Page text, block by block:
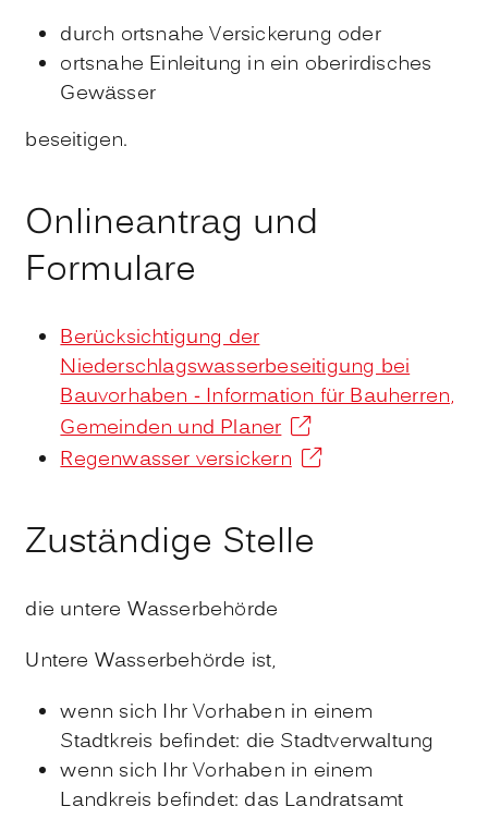
durch ortsnahe Versickerung oder
ortsnahe Einleitung in ein oberirdisches
Gewässer
beseitigen.
Onlineantrag und
Formulare
Berücksichtigung der
Niederschlagswasserbeseitigung bei
Bauvorhaben - Information für Bauherren,
Gemeinden und Planer
Regenwasser versickern
Zuständige Stelle
die untere Wasserbehörde
Untere Wasserbehörde ist,
wenn sich Ihr Vorhaben in einem
Stadtkreis befindet: die Stadtverwaltung
wenn sich Ihr Vorhaben in einem
Landkreis befindet: das Landratsamt